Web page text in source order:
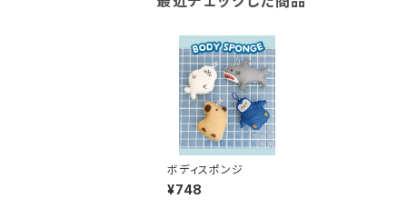
ボディスポンジ
¥748